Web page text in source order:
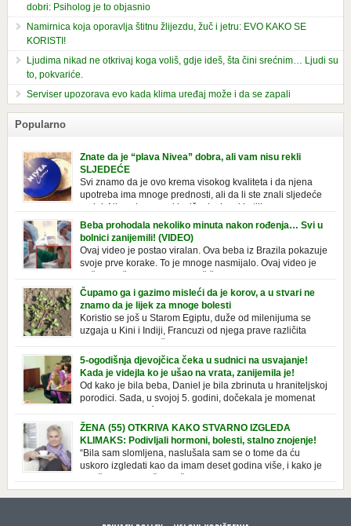
dobri: Psiholog je to objasnio
Namirnica koja oporavlja štitnu žlijezdu, žuč i jetru: EVO KAKO SE
KORISTI!
Ljudima nikad ne otkrivaj koga voliš, gdje ideš, šta čini srećnim… Ljudi su
to, pokvariće.
Serviser upozorava evo kada klima uređaj može i da se zapali
Popularno
Znate da je “plava Nivea” dobra, ali vam nisu rekli
SLJEDEĆE
Svi znamo da je ovo krema visokog kvaliteta i da njena
upotreba ima mnoge prednosti, ali da li ste znali sljedeće
o njoj. Nivea krema u klasičnoj, plavoj kutiji,
prepoznatljivog mirisa i jednostavne formule, jeste nezamenljiv inventar
u kupatilima i muškaraca i žena. Mnogi ljudi se ne odvajaju od nje, pa je
čak nose sa […]
Beba prohodala nekoliko minuta nakon rođenja… Svi u
bolnici zanijemili! (VIDEO)
Ovaj video je postao viralan. Ova beba iz Brazila pokazuje
svoje prve korake. To je mnoge nasmijalo. Ovaj video je
baš neobičan. Ne viđamo baš često ovakve korake kod
novorođenih beba. Video je snimila babica, pregledalo ga je preko 80
miliona ljudi. Ove babice su ostale u čudu nakon što su vidjeli kako
beba želi […]
Čupamo ga i gazimo misleći da je korov, a u stvari ne
znamo da je lijek za mnoge bolesti
Koristio se još u Starom Egiptu, duže od milenijuma se
uzgaja u Kini i Indiji, Francuzi od njega prave različita
tradicionalna jela i čorbe… Jedino mi gazimo po njemu,
čupamo ga i bacamo kao korov! Tušt je jednogodišnji, ali vrlo uporan
“korov” koji, ka­da nam se jednom nastani u bašti ili dvorištu, teško ga se
5-ogodišnja djevojčica čeka u sudnici na usvajanje!
Kada je videjla ko je ušao na vrata, zanijemila je!
Od kako je bila beba, Daniel je bila zbrinuta u hraniteljskoj
porodici. Sada, u svojoj 5. godini, dočekala je momenat
je bio veoma poseban za djevojčicu i njenu novu porodicu, ali je uskoro
postao još čarobniji, zahvaljujući socijalnom radniku koji poznaje
Daniel. Njenoj novoj porodici je […]
ŽENA (55) OTKRIVA KAKO STVARNO IZGLEDA
KLIMAKS: Podivljali hormoni, bolesti, stalno znojenje!
“Bila sam slomljena, naslušala sam se o tome da ću
uskoro izgledati kao da imam deset godina više, i kako je
gotovo da nema lijeka”, priča Violeta. “Kada sam napunila 48 godina,